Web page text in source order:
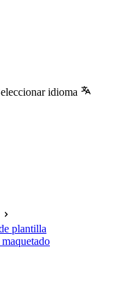
idioma
plantilla